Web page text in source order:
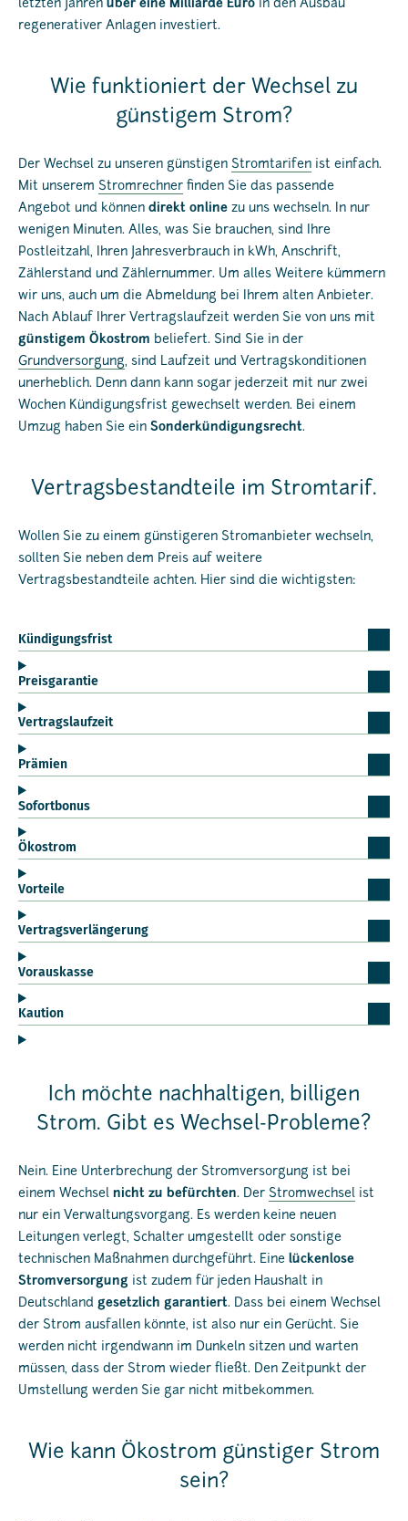
letzten Jahren über eine Milliarde Euro in den Ausbau
regenerativer Anlagen investiert.
Wie funktioniert der Wechsel zu
günstigem Strom?
Der Wechsel zu unseren günstigen Stromtarifen ist einfach.
Mit unserem Stromrechner finden Sie das passende
Angebot und können direkt online zu uns wechseln. In nur
wenigen Minuten. Alles, was Sie brauchen, sind Ihre
Postleitzahl, Ihren Jahresverbrauch in kWh, Anschrift,
Zählerstand und Zählernummer. Um alles Weitere kümmern
wir uns, auch um die Abmeldung bei Ihrem alten Anbieter.
Nach Ablauf Ihrer Vertragslaufzeit werden Sie von uns mit
günstigem Ökostrom beliefert. Sind Sie in der
Grundversorgung, sind Laufzeit und Vertragskonditionen
unerheblich. Denn dann kann sogar jederzeit mit nur zwei
Wochen Kündigungsfrist gewechselt werden. Bei einem
Umzug haben Sie ein Sonderkündigungsrecht.
Vertragsbestandteile im Stromtarif.
Wollen Sie zu einem günstigeren Stromanbieter wechseln,
sollten Sie neben dem Preis auf weitere
Vertragsbestandteile achten. Hier sind die wichtigsten:
Kündigungsfrist
Preisgarantie
Vertragslaufzeit
Prämien
Sofortbonus
Ökostrom
Vorteile
Vertragsverlängerung
Vorauskasse
Kaution
Ich möchte nachhaltigen, billigen
Strom. Gibt es Wechsel-Probleme?
Nein. Eine Unterbrechung der Stromversorgung ist bei
einem Wechsel nicht zu befürchten. Der Stromwechsel ist
nur ein Verwaltungsvorgang. Es werden keine neuen
Leitungen verlegt, Schalter umgestellt oder sonstige
technischen Maßnahmen durchgeführt. Eine lückenlose
Stromversorgung ist zudem für jeden Haushalt in
Deutschland gesetzlich garantiert. Dass bei einem Wechsel
der Strom ausfallen könnte, ist also nur ein Gerücht. Sie
werden nicht irgendwann im Dunkeln sitzen und warten
müssen, dass der Strom wieder fließt. Den Zeitpunkt der
Umstellung werden Sie gar nicht mitbekommen.
Wie kann Ökostrom günstiger Strom
sein?